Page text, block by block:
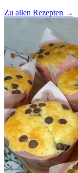
Zu allen Rezepten →